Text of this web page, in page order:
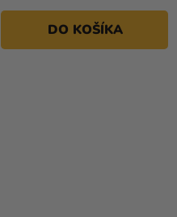
5
hviezdičiek.
DO KOŠÍKA